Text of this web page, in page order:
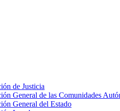
de Justicia
General de las Comunidades
General del Estado